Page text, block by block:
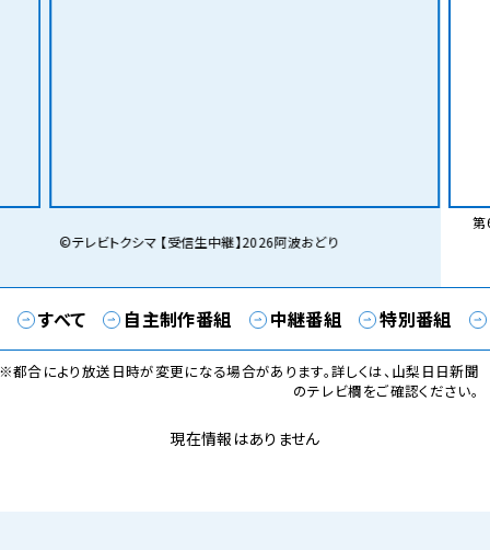
©テレビトクシマ 【受信生中継】2026阿波おどり
第
すべて 自主制作番組 中継番組 特別番組
都合により放送日時が変更になる場合があります。詳しくは、山梨日日新聞
のテレビ欄をご確認ください。
現在情報はありません